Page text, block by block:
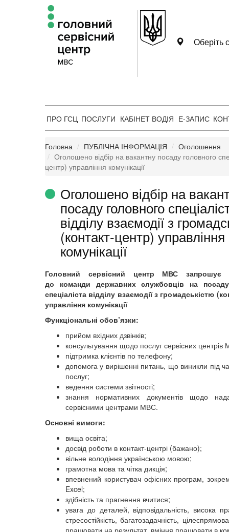
Оберіть
ПРО ГСЦ ПОСЛУГИ КАБІНЕТ ВОДІЯ Е-ЗАПИС
Головна ПУБЛІЧНА ІНФОРМАЦІЯ
Оголошення
Оголошено відбір на вакантну посаду головного
центр) управління комунікації
Оголошено відбір на
посаду головного
відділу взаємодії з
(контакт-центр) управління
комунікації
Головний сервісний центр МВС запрошує
до команди державних службовців на
спеціаліста відділу взаємодії з громадськістю
управління комунікації
Функціональні обов’язки:
прийом вхідних дзвінків;
консультування щодо послуг сервісних
підтримка клієнтів по телефону;
допомога у вирішенні питань, що виникли під
послуг;
ведення системи звітності;
знання нормативних документів щодо
сервісними центрами МВС.
Основні вимоги:
вища освіта;
досвід роботи в контакт-центрі (бажано);
вільне володіння українською мовою;
грамотна мова та чітка дикція;
впевнений користувач офісних програм,
Excel;
здібність та прагнення вчитися;
увага до деталей, відповідальність, висока
стресостійкість, багатозадачність,
працювати на результат, вміння працювати в